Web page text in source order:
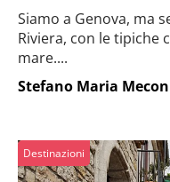
Siamo a Genova, ma
Riviera, con le tipiche
mare....
Stefano Maria
Destinazioni